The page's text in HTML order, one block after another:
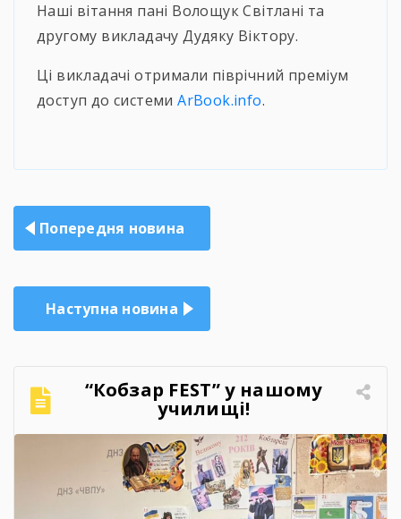
Наші вітання пані Волощук Світлані та
другому викладачу Дудяку Віктору.
Ці викладачі отримали піврічний преміум
доступ до системиArBook.info.
Навігація
записів
Попередня новина
Наступна новина
“Кобзар FEST” у нашому
училищі!